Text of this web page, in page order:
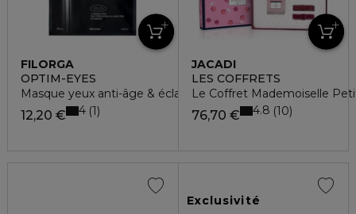
FILORGA
OPTIM-EYES
Masque yeux anti-âge & éclat
12,20 € 4 1
JACADI
LES COFFRETS
Le Coffret Mademoiselle
76,70 € 4.8 10
Exclusivité